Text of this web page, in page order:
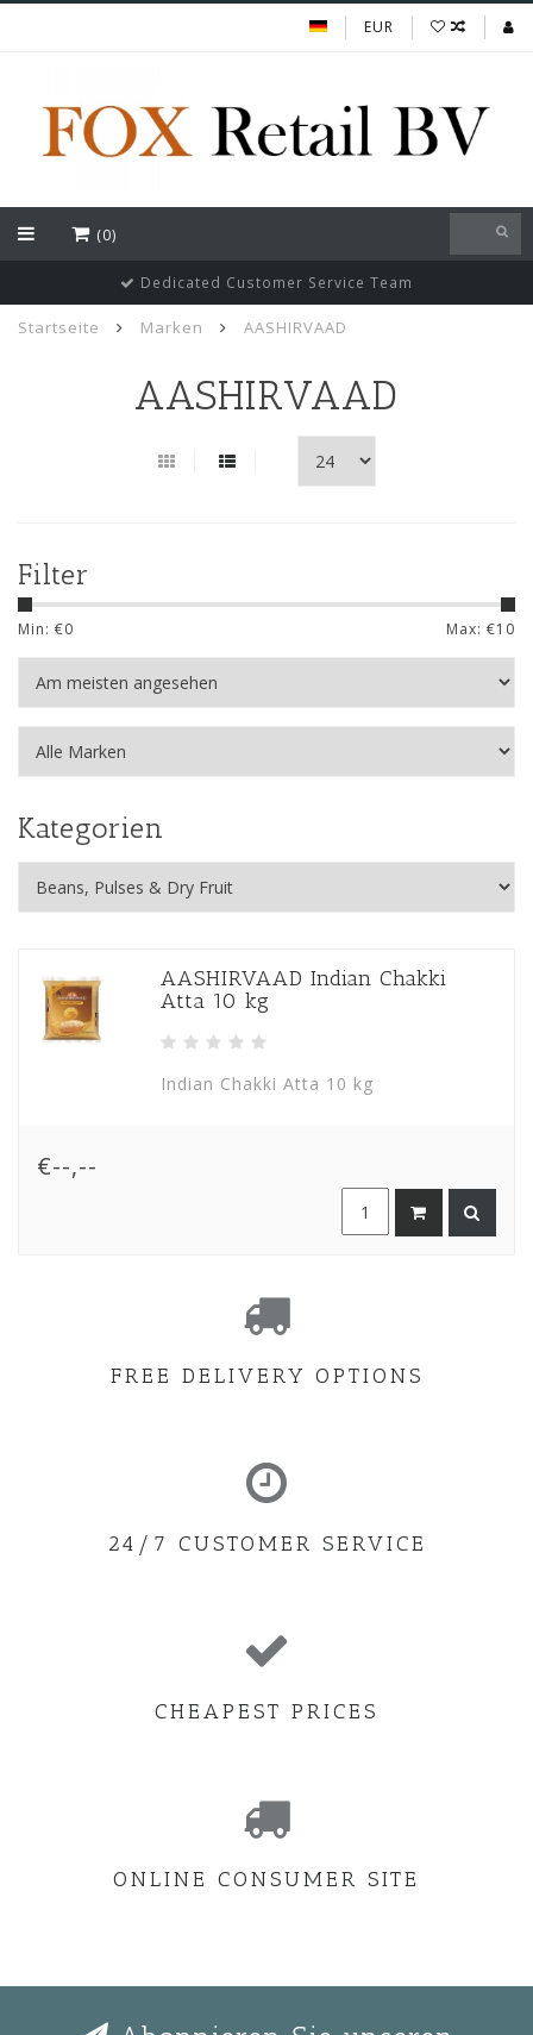
EUR
(0)
Dedicated Customer Service Team
Startseite Marken AASHIRVAAD
AASHIRVAAD
Filter
Min: €0 Max: €10
Kategorien
AASHIRVAAD Indian Chakki
Atta 10 kg
Indian Chakki Atta 10 kg
€--,--
FREE DELIVERY OPTIONS
24/7 CUSTOMER SERVICE
CHEAPEST PRICES
ONLINE CONSUMER SITE